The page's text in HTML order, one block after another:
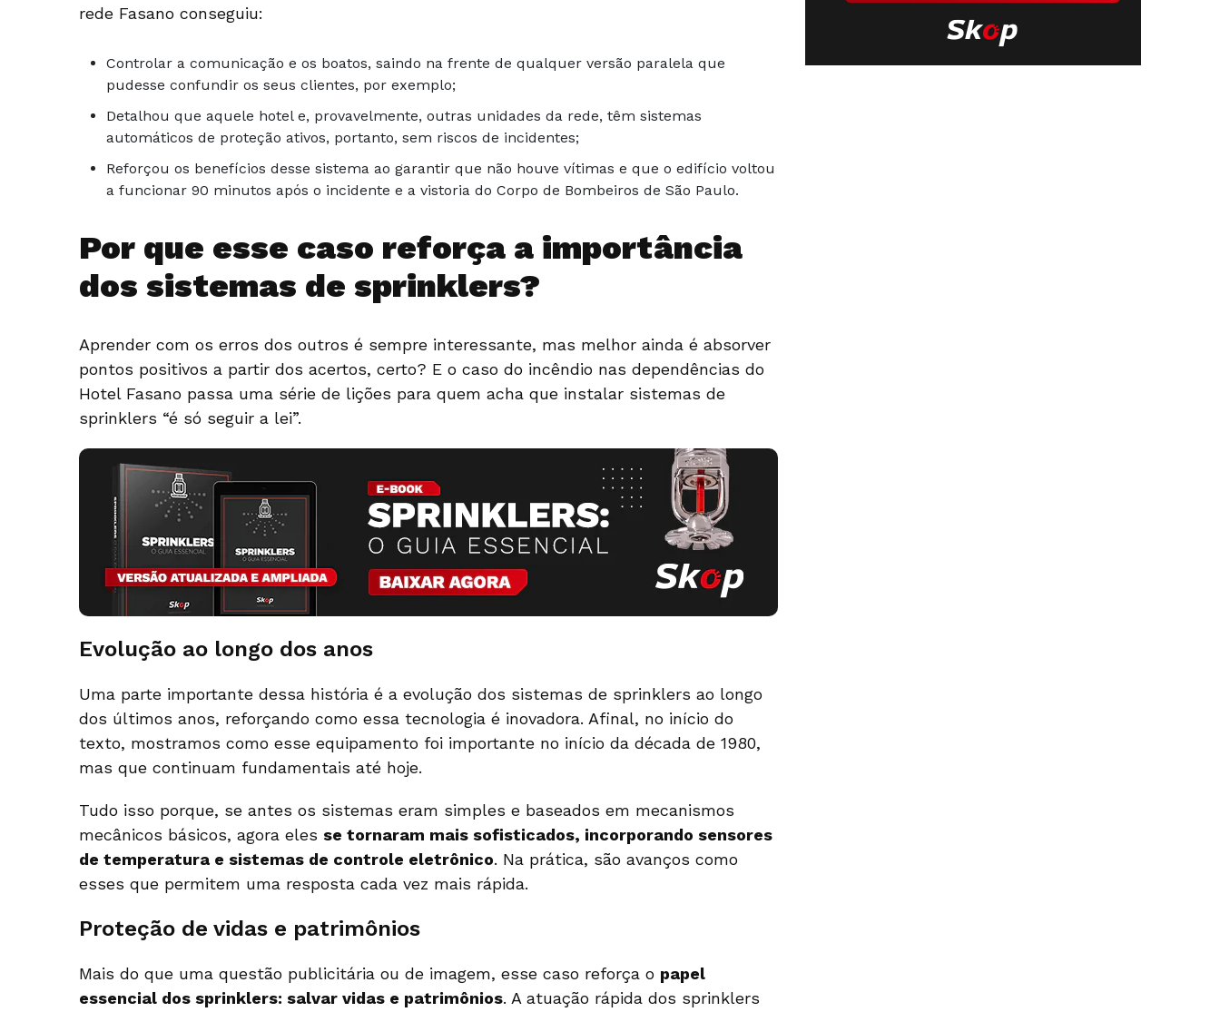
rede Fasano conseguiu:
Controlar a comunicação e os boatos, saindo na frente de qualquer versão paralela que
pudesse confundir os seus clientes, por exemplo;
Detalhou que aquele hotel e, provavelmente, outras unidades da rede, têm sistemas
automáticos de proteção ativos, portanto, sem riscos de incidentes;
Reforçou os benefícios desse sistema ao garantir que não houve vítimas e que o edifício voltou
a funcionar 90 minutos após o incidente e a vistoria do Corpo de Bombeiros de São Paulo.
Por que esse caso reforça a importância
dos sistemas de sprinklers?
Aprender com os erros dos outros é sempre interessante, mas melhor ainda é absorver
pontos positivos a partir dos acertos, certo? E o caso do incêndio nas dependências do
Hotel Fasano passa uma série de lições para quem acha que instalar sistemas de
sprinklers “é só seguir a lei”.
Evolução ao longo dos anos
Uma parte importante dessa história é a evolução dos sistemas de sprinklers ao longo
dos últimos anos, reforçando como essa tecnologia é inovadora. Afinal, no início do
texto, mostramos como esse equipamento foi importante no início da década de 1980,
mas que continuam fundamentais até hoje.
Tudo isso porque, se antes os sistemas eram simples e baseados em mecanismos
mecânicos básicos, agora eles se tornaram mais sofisticados, incorporando sensores
de temperatura e sistemas de controle eletrônico. Na prática, são avanços como
esses que permitem uma resposta cada vez mais rápida.
Proteção de vidas e patrimônios
Mais do que uma questão publicitária ou de imagem, esse caso reforça o papel
essencial dos sprinklers: salvar vidas e patrimônios. A atuação rápida dos sprinklers